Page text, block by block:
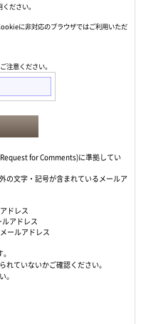
ださい。
に非対応のブラウザではご利用いただ
注意ください。
for Comments)に準拠してい
の文字・記号が含まれているメールア
ドレス
アドレス
ールアドレス
ていないかご確認ください。
。